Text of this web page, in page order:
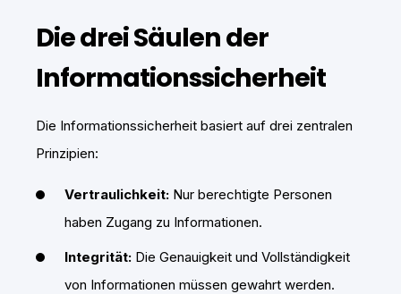
Die drei Säulen der
Informationssicherheit
Die Informationssicherheit basiert auf drei zentralen
Prinzipien:
Vertraulichkeit: Nur berechtigte Personen
haben Zugang zu Informationen.
Integrität: Die Genauigkeit und Vollständigkeit
von Informationen müssen gewahrt werden.